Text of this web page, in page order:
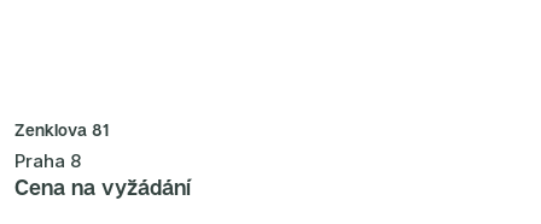
Zenklova 81
Praha 8
Cena na vyžádání